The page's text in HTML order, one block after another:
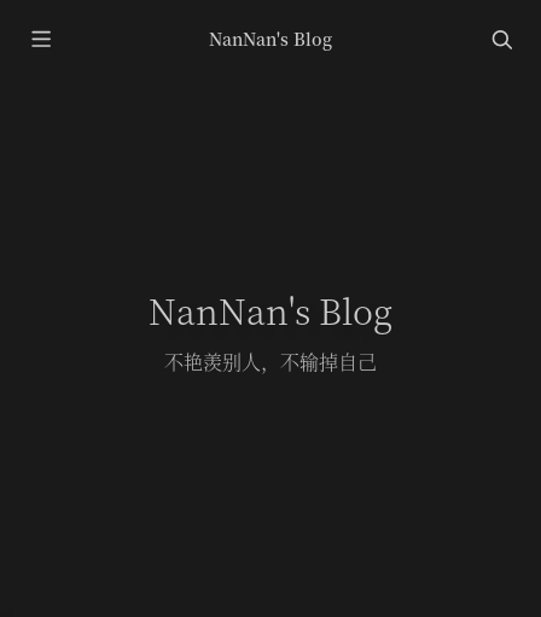
NanNan's Blog
NanNan's Blog
不艳羡别人，不输掉自己